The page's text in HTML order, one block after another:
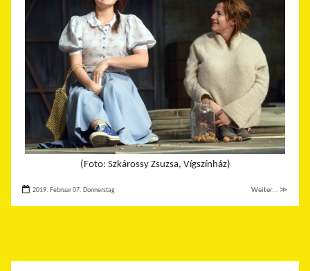
(Foto: Szkárossy Zsuzsa, Vígszínház)
2019. Februar 07. Donnerstag Weiter... ≫